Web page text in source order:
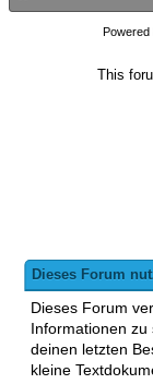
Dieses Forum
Dieses Forum
Informationen
deinen letzten
kleine
Powered
This